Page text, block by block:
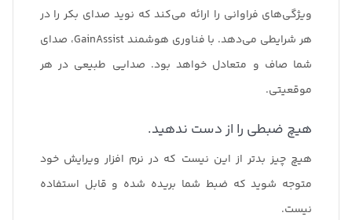
ویژگی‌های فراوانی را ارائه می‌کند که نوید صدای بکر را در
هر شرایطی می‌دهد. با فناوری هوشمند GainAssist، صدای
شما صاف و متعادل خواهد بود. صدایی طبیعی در هر
موقعیتی.
هیچ ضبطی را از دست ندهید.
هیچ چیز بدتر از این نیست که در نرم افزار ویرایش خود
متوجه شوید که ضبط شما بریده شده و قابل استفاده
نیست.